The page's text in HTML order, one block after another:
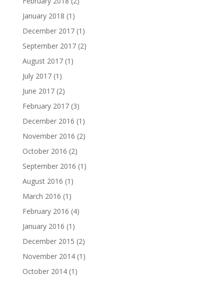
January 2018 (1)
December 2017(1)
September 2017(2)
August 2017(1)
July 2017(1)
June 2017(2)
February 2017(3)
December 2016 (1)
November 2016 (2)
October 2016 (2)
September 2016 (1)
August 2016 (1)
March 2016 (1)
February 2016 (4)
January 2016 (1)
December 2015 (2)
November 2014(1)
October 2014(1)